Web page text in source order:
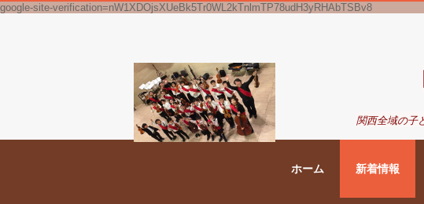
google-site-verification=nW1XDOjsXUeBk5Tr0WL2kTnlmTP78udH3yRHAbTSBv8
関西全域の子
ホーム 新着情報